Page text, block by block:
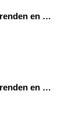
10. PARTE 2_Aulas que aprenden en comunidad_Rocío García Carrión - CONGRESO INNOVACIÓN, FORMACIÓN Y ACOMPAÑAMIENTO DESDE LA EVIDENCIA.
10. PARTE 1_Aulas que aprenden en comunidad_Rocío García Carrión - CONGRESO INNOVACIÓN, FORMACIÓN Y ACOMPAÑAMIENTO DESDE LA EVIDENCIA